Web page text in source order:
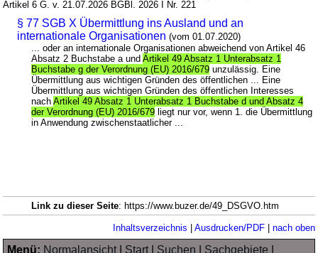
Artikel 6 G. v. 21.07.2026 BGBl. 2026 I Nr. 221
§ 77 SGB X Übermittlung ins Ausland und an
internationale Organisationen (vom 01.07.2020)
... oder an internationale Organisationen abweichend von Artikel 46
Absatz 2 Buchstabe a undArtikel 49 Absatz 1 Unterabsatz 1
Buchstabe g der Verordnung (EU) 2016/679 unzulässig. Eine
Übermittlung aus wichtigen Gründen des öffentlichen ... Eine
Übermittlung aus wichtigen Gründen des öffentlichen Interesses
nachArtikel 49 Absatz 1 Unterabsatz 1 Buchstabe d und Absatz 4
der Verordnung (EU) 2016/679 liegt nur vor, wenn 1. die Übermittlung
in Anwendung zwischenstaatlicher ...
Link zu dieser Seite: https://www.buzer.de/49_DSGVO.htm
Inhaltsverzeichnis | Ausdrucken/PDF| nach oben
Menü: Normalansicht| Start| Suchen Sachgebiete